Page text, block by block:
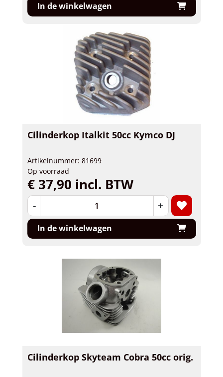
In de winkelwagen
Cilinderkop Italkit 50cc Kymco DJ
Artikelnummer: 81699
Op voorraad
€ 37,90 incl. BTW
- +
In de winkelwagen
Cilinderkop Skyteam Cobra 50cc orig.